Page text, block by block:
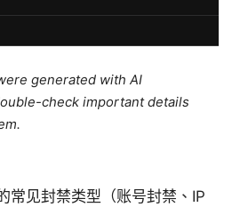
generated with AI
check important details
常见封禁类型（账号封禁、IP